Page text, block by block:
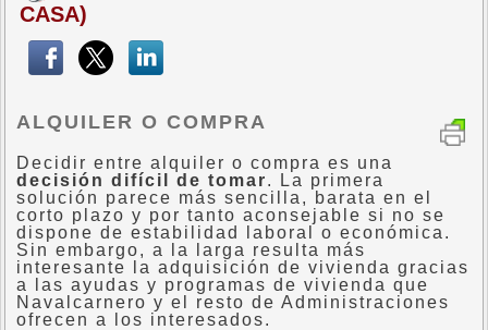
CASA)
ALQUILER O COMPRA
Decidir entre alquiler o compra es una
decisión difícil de tomar. La primera
solución parece más sencilla, barata en el
corto plazo y por tanto aconsejable si no se
dispone de estabilidad laboral o económica.
Sin embargo, a la larga resulta más
interesante la adquisición de vivienda gracias
a las ayudas y programas de vivienda que
Navalcarnero y el resto de Administraciones
ofrecen a los interesados.